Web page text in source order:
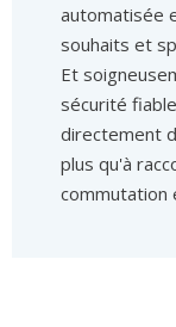
automatisée
souhaits et
Et
sécurité
directement
plus qu'à
commutation